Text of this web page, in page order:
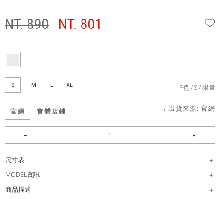
NT. 890 NT. 801
S M L XL F色 S 限量
官網 實體店鋪 / 出貨來源:官網
尺寸表
MODEL資訊
商品描述